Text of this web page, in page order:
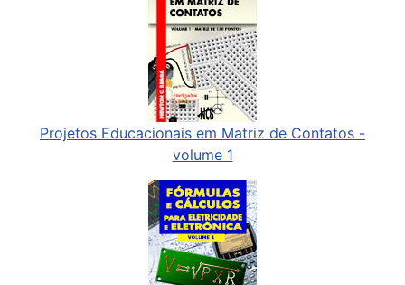
Projetos Educacionais em Matriz de Contatos -
volume 1